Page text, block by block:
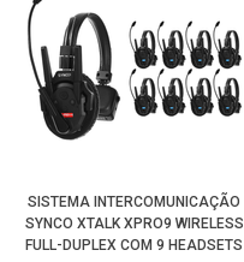
SISTEMA INTERCOMUNICAÇÃO
SYNCO XTALK XPRO9 WIRELESS
FULL-DUPLEX COM 9 HEADSETS